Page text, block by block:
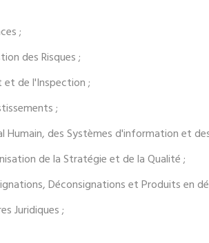
;
des Risques ;
de l'Inspection ;
;
Humain, des Systèmes d'information et
de la Stratégie et de la Qualité ;
Déconsignations et Produits en
Juridiques ;